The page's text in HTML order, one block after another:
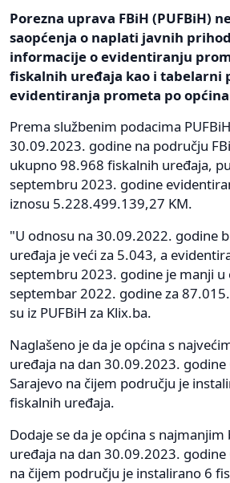
Porezna uprava FBiH (PUFBiH)
saopćenja o naplati javnih
informacije o evidentiranju
fiskalnih uređaja kao i tabelarni
evidentiranja prometa po
Prema službenim podacima
30.09.2023. godine na području
ukupno 98.968 fiskalnih uređaja,
septembru 2023. godine
iznosu 5.228.499.139,27 KM.
"U odnosu na 30.09.2022. godine
uređaja je veći za 5.043, a
septembru 2023. godine je manji u
septembar 2022. godine za
su iz PUFBiH za Klix.ba.
Naglašeno je da je općina s
uređaja na dan 30.09.2023. godine
Sarajevo na čijem području je
fiskalnih uređaja.
Dodaje se da je općina s
uređaja na dan 30.09.2023.
na čijem području je instalirano 6